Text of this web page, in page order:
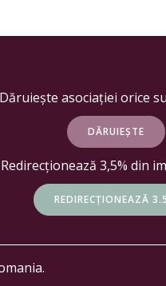
Dăruiește asociației orice
DĂRUIEȘTE
Redirecționează 3,5% din
REDIRECȚIONEAZĂ